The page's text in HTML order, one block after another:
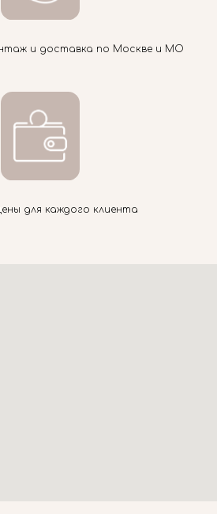
и доставка по Москве и МО
для каждого клиента